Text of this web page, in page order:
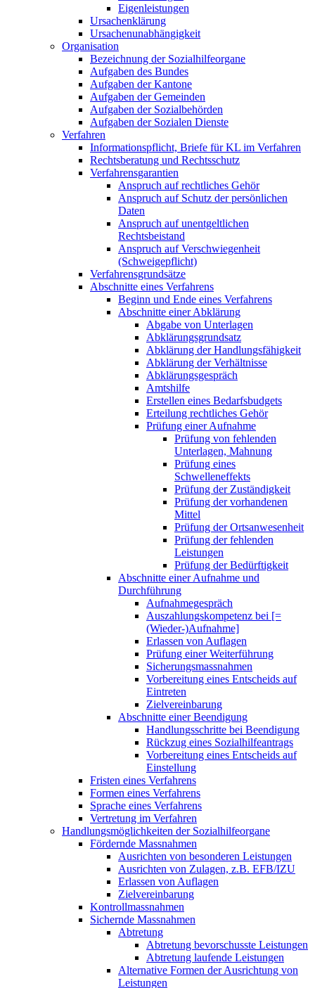
Eigenleistungen
Ursachenklärung
Ursachenunabhängigkeit
Organisation
Bezeichnung der Sozialhilfeorgane
Aufgaben des Bundes
Aufgaben der Kantone
Aufgaben der Gemeinden
Aufgaben der Sozialbehörden
Aufgaben der Sozialen Dienste
Verfahren
Informationspflicht, Briefe für KL im Verfahren
Rechtsberatung und Rechtsschutz
Verfahrensgarantien
Anspruch auf rechtliches Gehör
Anspruch auf Schutz der persönlichen
Daten
Anspruch auf unentgeltlichen
Rechtsbeistand
Anspruch auf Verschwiegenheit
(Schweigepflicht)
Verfahrensgrundsätze
Abschnitte eines Verfahrens
Beginn und Ende eines Verfahrens
Abschnitte einer Abklärung
Abgabe von Unterlagen
Abklärungsgrundsatz
Abklärung der Handlungsfähigkeit
Abklärung der Verhältnisse
Abklärungsgespräch
Amtshilfe
Erstellen eines Bedarfsbudgets
Erteilung rechtliches Gehör
Prüfung einer Aufnahme
Prüfung von fehlenden
Unterlagen, Mahnung
Prüfung eines
Schwelleneffekts
Prüfung der Zuständigkeit
Prüfung der vorhandenen
Mittel
Prüfung der Ortsanwesenheit
Prüfung der fehlenden
Leistungen
Prüfung der Bedürftigkeit
Abschnitte einer Aufnahme und
Durchführung
Aufnahmegespräch
Auszahlungskompetenz bei [=
(Wieder-)Aufnahme]
Erlassen von Auflagen
Prüfung einer Weiterführung
Sicherungsmassnahmen
Vorbereitung eines Entscheids auf
Eintreten
Zielvereinbarung
Abschnitte einer Beendigung
Handlungsschritte bei Beendigung
Rückzug eines Sozialhilfeantrags
Vorbereitung eines Entscheids auf
Einstellung
Fristen eines Verfahrens
Formen eines Verfahrens
Sprache eines Verfahrens
Vertretung im Verfahren
Handlungsmöglichkeiten der Sozialhilfeorgane
Fördernde Massnahmen
Ausrichten von besonderen Leistungen
Ausrichten von Zulagen, z.B. EFB/IZU
Erlassen von Auflagen
Zielvereinbarung
Kontrollmassnahmen
Sichernde Massnahmen
Abtretung
Abtretung bevorschusste Leistungen
Abtretung laufende Leistungen
Alternative Formen der Ausrichtung von
Leistungen